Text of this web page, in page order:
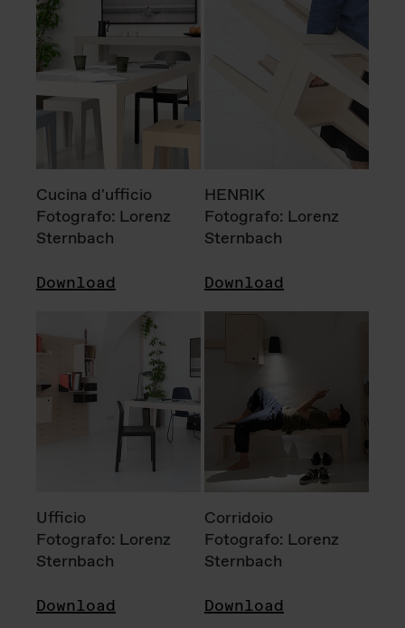
Cucina d'ufficio
Fotografo: Lorenz
Sternbach
Download
HENRIK
Fotografo: Lorenz
Sternbach
Download
Ufficio
Fotografo: Lorenz
Sternbach
Download
Corridoio
Fotografo: Lorenz
Sternbach
Download